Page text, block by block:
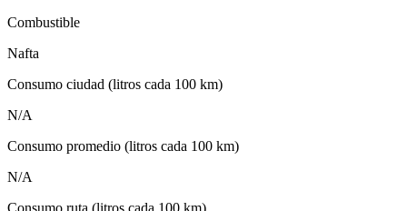
Combustible
Nafta
Consumo ciudad (litros cada 100 km)
N/A
Consumo promedio (litros cada 100 km)
N/A
Consumo ruta (litros cada 100 km)